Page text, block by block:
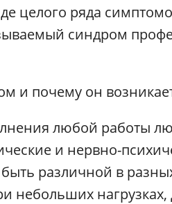
целого ряда
синдром
и почему он
любой работы
и нервно-
различной в
небольших